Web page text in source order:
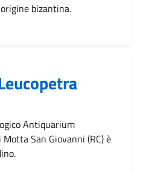
bizantina.
Antiquarium
San Giovanni (RC) è